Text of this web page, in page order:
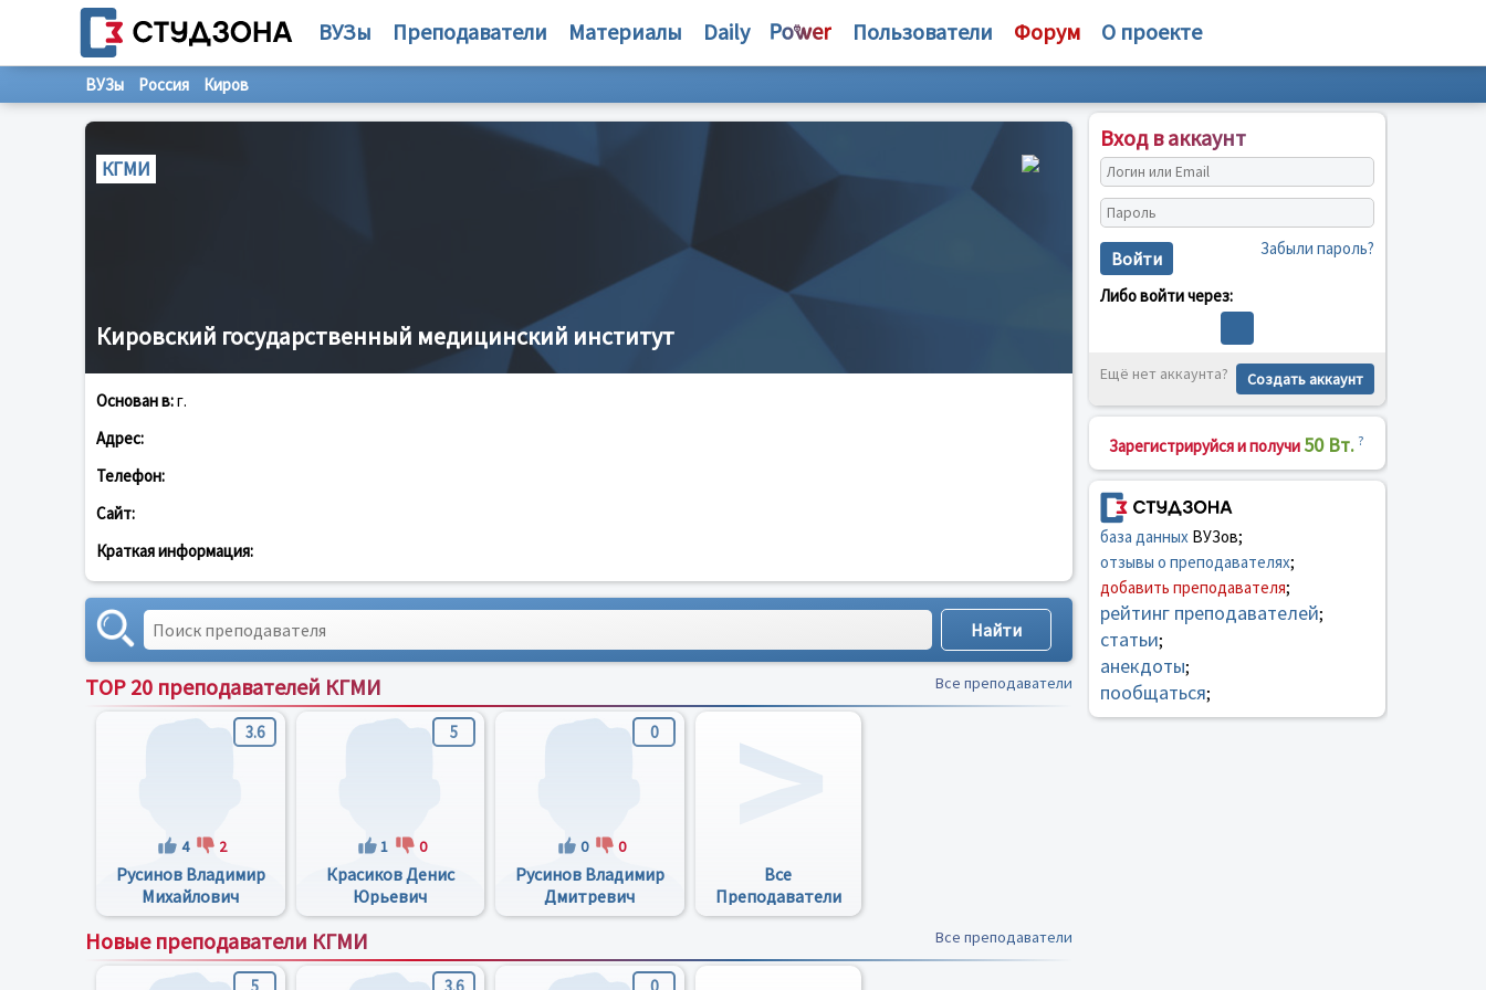
ВУЗы Преподаватели Материалы Daily Пользователи Форум О проекте
ВУЗы Россия Киров
КГМИ
Кировский государственный медицинский институт
Основан в:г.
Адрес:
Телефон:
Сайт:
Краткая информация:
TOP 20 преподавателей КГМИ Все преподаватели
3.6
4 2
Русинов Владимир
Михайлович
5
1 0
Красиков Денис
Юрьевич
0
0 0
Русинов Владимир
Дмитревич
Все
Преподаватели
Новые преподаватели КГМИ Все преподаватели
Вход в аккаунт
Войти Забыли пароль?
Либо войти через:
Ещё нет аккаунта? Создать аккаунт
Зарегистрируйся и получи 50 Вт. ?
база данныхВУЗов;
отзывы о преподавателях;
добавить преподавателя;
рейтинг преподавателей;
статьи;
анекдоты;
пообщаться;